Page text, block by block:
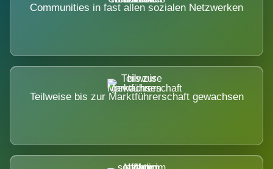
Communities in fast allen sozialen Netzwerken
Teilweise bis zur Marktführerschaft gewachsen